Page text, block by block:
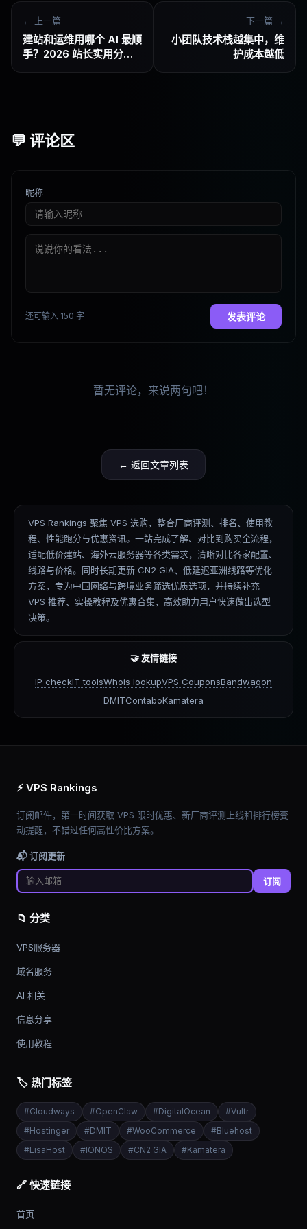
← 上一篇
建站和运维用哪个 AI 最顺
手？2026 站长实用分工
下一篇 →
小团队技术栈越集中，维
护成本越低
💬 评论区
昵称
还可输入 150 字 发表评论
暂无评论，来说两句吧！
← 返回文章列表
VPS Rankings 聚焦 VPS 选购，整合厂商评测、排名、使用教
程、性能跑分与优惠资讯。一站完成了解、对比到购买全流程，
适配低价建站、海外云服务器等各类需求，清晰对比各家配置、
线路与价格。同时长期更新 CN2 GIA、低延迟亚洲线路等优化
方案，专为中国网络与跨境业务筛选优质选项，并持续补充
VPS 推荐、实操教程及优惠合集，高效助力用户快速做出选型
决策。
🤝 友情链接
IP checkIT toolsWhois lookupVPS CouponsBandwagon
DMITContaboKamatera
⚡ VPS Rankings
订阅邮件，第一时间获取 VPS 限时优惠、新厂商评测上线和排行榜变
动提醒，不错过任何高性价比方案。
📬 订阅更新
订阅
📁 分类
VPS服务器
域名服务
AI 相关
信息分享
使用教程
🏷️ 热门标签
#Cloudways #OpenClaw #DigitalOcean #Vultr
#Hostinger #DMIT #WooCommerce #Bluehost
#LisaHost #IONOS #CN2 GIA #Kamatera
🔗 快速链接
首页